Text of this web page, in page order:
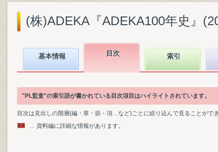
(株)ADEKA『ADEKA100年史』
基本情報 目次 索引
"PL監査"の索引語が書かれている目次項目はハイライトされています。
目次は見出しの階層(編・章・節・項…など)ごとに絞り込んで見ることがで
… 資料編に詳細な情報があります。